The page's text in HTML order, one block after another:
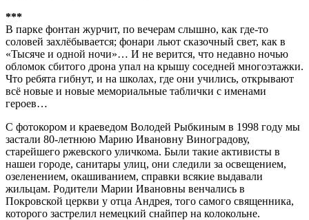
***
В парке фонтан журчит, по вечерам слышно, как где-то
соловей захлёбывается; фонари льют сказочный свет, как в
«Тысяче и одной ночи»… И не верится, что недавно ночью
обломок сбитого дрона упал на крышу соседней многоэтажки.
Что ребята гибнут, и на школах, где они учились, открывают
всё новые и новые мемориальные таблички с именами
героев…
С фотокором и краеведом Володей Рыбкиным в 1998 году мы
застали 80-летнюю Марию Ивановну Виноградову,
старейшего ржевского уличкома. Были такие активисты в
нашеи городе, санитары улиц, они следили за освещением,
озеленением, окашиванием, справки всякие выдавали
жильцам. Родители Марии Ивановны венчались в
Покровской церкви у отца Андрея, того самого священника,
которого застрелил немецкий снайпер на колокольне.